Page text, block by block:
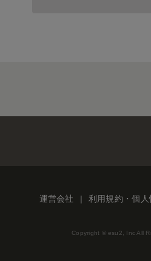
運営会社 利用規約・個
Copyright © esu2, Inc All